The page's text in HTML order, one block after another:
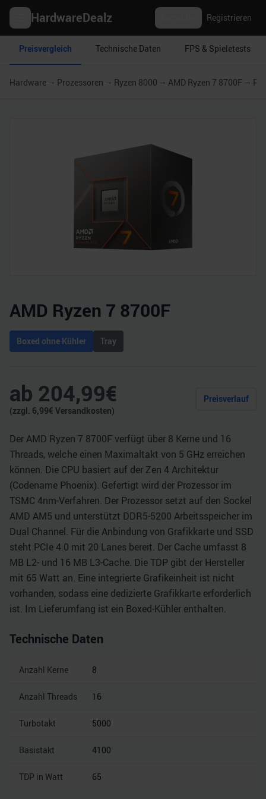
HardwareDealz Registrieren
Preisvergleich Technische Daten FPS & Spieletests
Hardware Prozessoren Ryzen 8000 AMD Ryzen 7 8700F
AMD Ryzen 7 8700F
Boxed ohne Kühler Tray
ab 204,99€
(zzgl. 6,99€ Versandkosten)
Preisverlauf
Der AMD Ryzen 7 8700F verfügt über 8 Kerne und 16
Threads, welche einen Maximaltakt von 5 GHz erreichen
können. Die CPU basiert auf der Zen 4 Architektur
(Codename Phoenix). Gefertigt wird der Prozessor im
TSMC 4nm-Verfahren. Der Prozessor setzt auf den Sockel
AMD AM5 und unterstützt DDR5-5200 Arbeitsspeicher im
Dual Channel. Für die Anbindung von Grafikkarte und SSD
steht PCIe 4.0 mit 20 Lanes bereit. Der Cache umfasst 8
MB L2- und 16 MB L3-Cache. Die TDP gibt der Hersteller
mit 65 Watt an. Eine integrierte Grafikeinheit ist nicht
vorhanden, sodass eine dedizierte Grafikkarte erforderlich
ist. Im Lieferumfang ist ein Boxed-Kühler enthalten.
Technische Daten
Anzahl Kerne 8
Anzahl Threads 16
Turbotakt 5000
Basistakt 4100
TDP in Watt 65